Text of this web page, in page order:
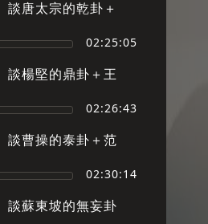
談唐太宗的乾卦＋
02:25:05
談楊堅的鼎卦＋王
02:26:43
談曹操的泰卦＋范
02:30:14
談蘇東坡的無妄卦